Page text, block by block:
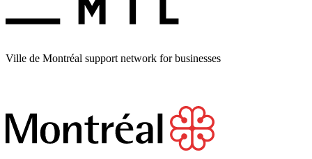
Ville de Montréal support network for businesses